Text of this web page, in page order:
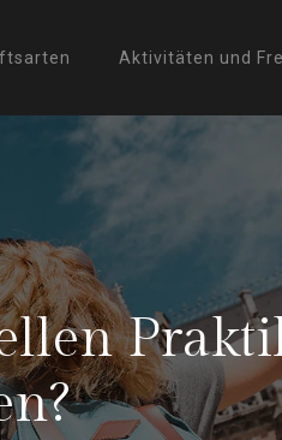
Aktivitäten und